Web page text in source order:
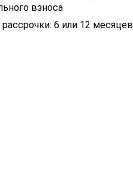
взноса
6 или 12 месяцев